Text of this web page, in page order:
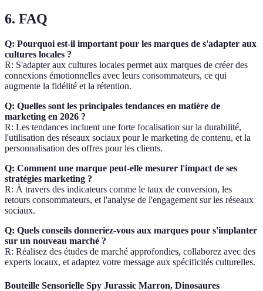
6. FAQ
Q: Pourquoi est-il important pour les marques de s'adapter aux
cultures locales ?
R: S'adapter aux cultures locales permet aux marques de créer des
connexions émotionnelles avec leurs consommateurs, ce qui
augmente la fidélité et la rétention.
Q: Quelles sont les principales tendances en matière de
marketing en 2026 ?
R: Les tendances incluent une forte focalisation sur la durabilité,
l'utilisation des réseaux sociaux pour le marketing de contenu, et la
personnalisation des offres pour les clients.
Q: Comment une marque peut-elle mesurer l'impact de ses
stratégies marketing ?
R: À travers des indicateurs comme le taux de conversion, les
retours consommateurs, et l'analyse de l'engagement sur les réseaux
sociaux.
Q: Quels conseils donneriez-vous aux marques pour s'implanter
sur un nouveau marché ?
R: Réalisez des études de marché approfondies, collaborez avec des
experts locaux, et adaptez votre message aux spécificités culturelles.
Bouteille Sensorielle Spy Jurassic Marron, Dinosaures